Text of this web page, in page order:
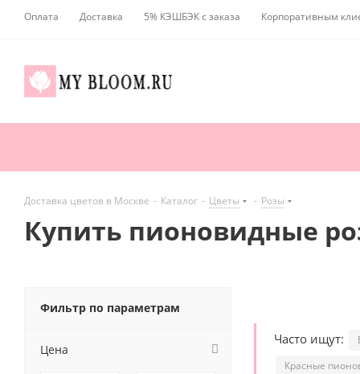
Оплата Доставка 5% КЭШБЭК с заказа Корпоративным
Доставка цветов в Москве - Каталог - Цветы - Розы
Купить пионовидные
Часто ищут:
Красные
Фильтр по параметрам
Цена